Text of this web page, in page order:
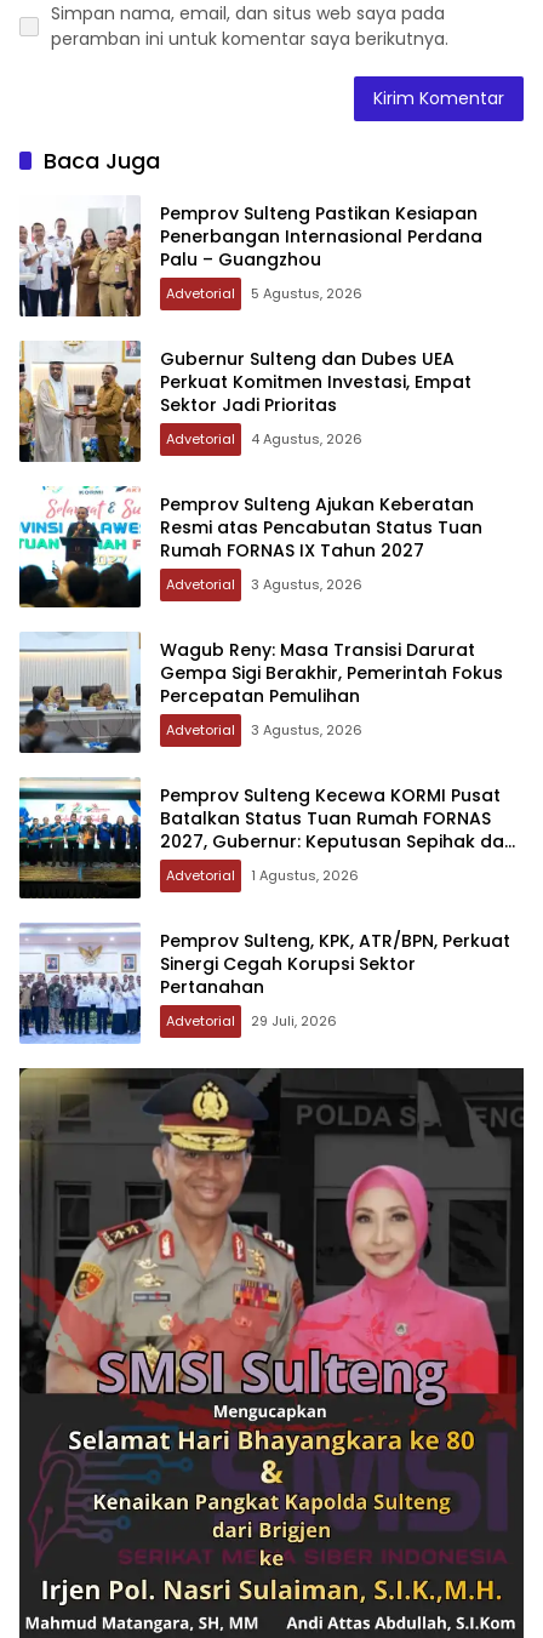
Simpan nama, email, dan situs web saya pada
peramban ini untuk komentar saya berikutnya.
Baca Juga
Pemprov Sulteng Pastikan Kesiapan
Penerbangan Internasional Perdana
Palu – Guangzhou
Advetorial 5 Agustus, 2026
Gubernur Sulteng dan Dubes UEA
Perkuat Komitmen Investasi, Empat
Sektor Jadi Prioritas
Advetorial 4 Agustus, 2026
Pemprov Sulteng Ajukan Keberatan
Resmi atas Pencabutan Status Tuan
Rumah FORNAS IX Tahun 2027
Advetorial 3 Agustus, 2026
Wagub Reny: Masa Transisi Darurat
Gempa Sigi Berakhir, Pemerintah Fokus
Percepatan Pemulihan
Advetorial 3 Agustus, 2026
Pemprov Sulteng Kecewa KORMI Pusat
Batalkan Status Tuan Rumah FORNAS
2027, Gubernur: Keputusan Sepihak dan
Tanpa Koordinasi
Advetorial 1 Agustus, 2026
Pemprov Sulteng, KPK, ATR/BPN, Perkuat
Sinergi Cegah Korupsi Sektor
Pertanahan
Advetorial 29 Juli, 2026